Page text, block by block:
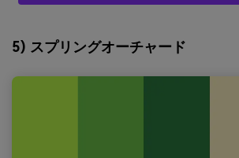
5) スプリングオーチャード